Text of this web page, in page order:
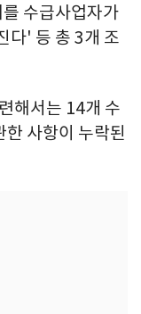
수급사업자가
다' 등 총 3개 조
해서는 14개 수
사항이 누락된